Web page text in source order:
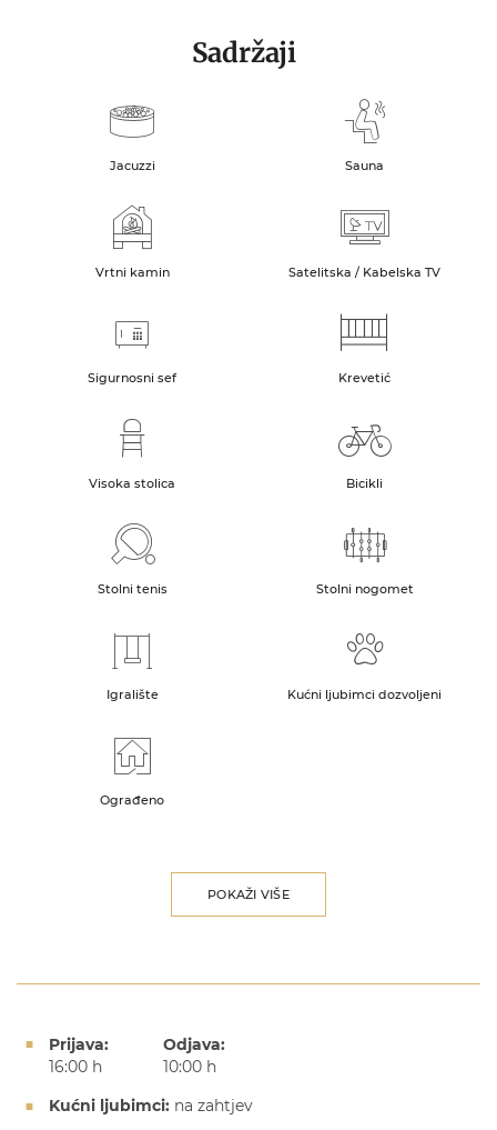
Sadržaji
Jacuzzi Sauna
Vrtni kamin Satelitska / Kabelska TV
Sigurnosni sef Krevetić
Visoka stolica Bicikli
Stolni tenis Stolni nogomet
Igralište Kućni ljubimci dozvoljeni
Ograđeno
POKAŽI VIŠE
Prijava:
16:00 h
Odjava:
10:00 h
Kućni ljubimci: na zahtjev